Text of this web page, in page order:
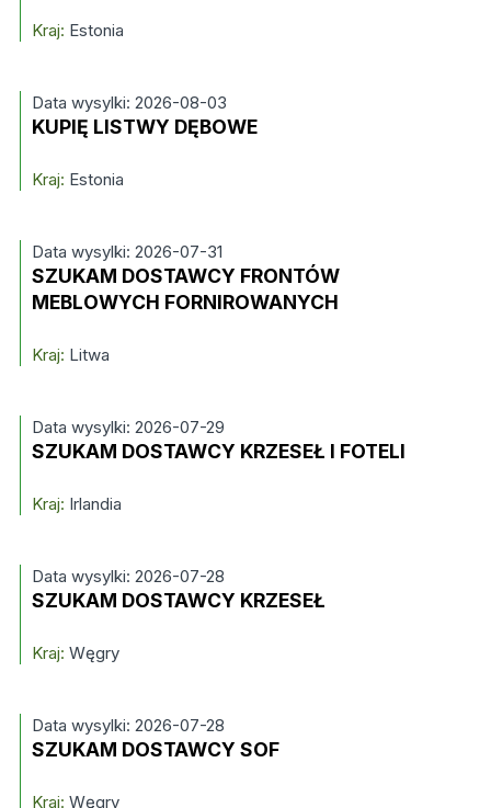
Kraj: Estonia
Data wysylki: 2026-08-03
KUPIĘ LISTWY DĘBOWE
Kraj: Estonia
Data wysylki: 2026-07-31
SZUKAM DOSTAWCY FRONTÓW
MEBLOWYCH FORNIROWANYCH
Kraj: Litwa
Data wysylki: 2026-07-29
SZUKAM DOSTAWCY KRZESEŁ I FOTELI
Kraj: Irlandia
Data wysylki: 2026-07-28
SZUKAM DOSTAWCY KRZESEŁ
Kraj: Węgry
Data wysylki: 2026-07-28
SZUKAM DOSTAWCY SOF
Kraj: Węgry